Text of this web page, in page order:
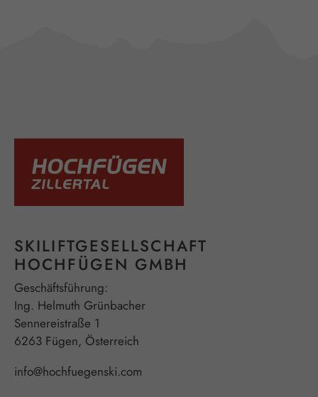
SKILIFTGESELLSCHAFT
HOCHFÜGEN GMBH
Geschäftsführung:
Ing. Helmuth Grünbacher
Sennereistraße 1
6263 Fügen, Österreich
info@hochfuegenski.com